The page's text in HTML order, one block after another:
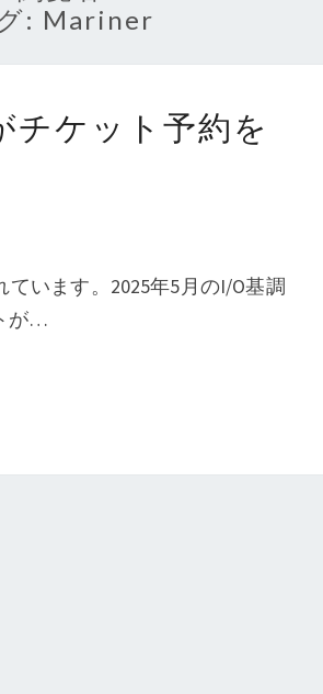
: Mariner
チケット予約を
います。2025年5月のI/O基調
が…